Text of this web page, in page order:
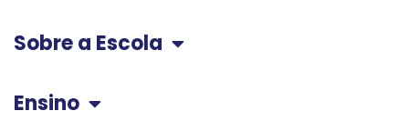
Sobre a Escola
Ensino